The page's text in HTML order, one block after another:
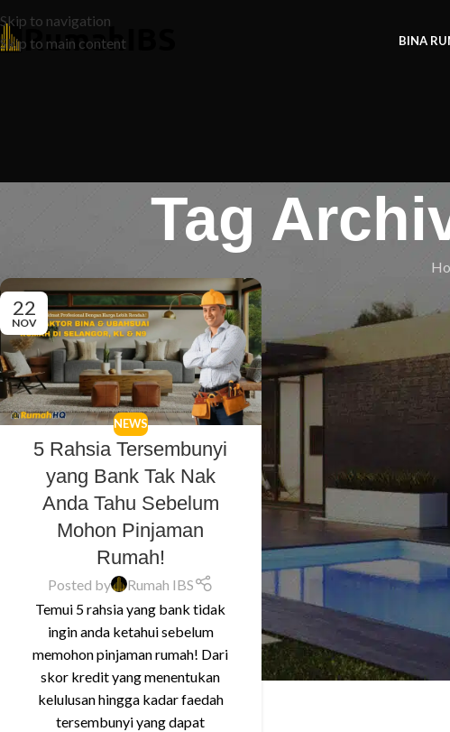
Skip to navigation
Skip to main content
BINA
Tag
22
NOV
NEWS
5 Rahsia Tersembunyi
yang Bank Tak Nak
Anda Tahu Sebelum
Mohon Pinjaman
Rumah!
Posted by
Rumah IBS
Temui 5 rahsia yang bank tidak
ingin anda ketahui sebelum
memohon pinjaman rumah! Dari
skor kredit yang menentukan
kelulusan hingga kadar faedah
tersembunyi yang dapat